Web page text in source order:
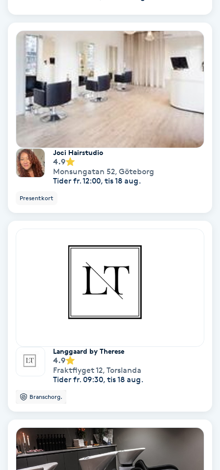
Nagelsvamp
Nageltrång
Nagelvård
Naglar borttagning
Naglar reparation
Naprapati
NBE-massage
Ombre
Ombre brows
Optiker
Ortobionomi
Joci Hairstudio
4.9
Monsungatan 52, Göteborg
Tider fr. 12:00, tis 18 aug.
Presentkort
Langgaard by Therese
4.9
Fraktflyget 12, Torslanda
Tider fr. 09:30, tis 18 aug.
Branschorg.